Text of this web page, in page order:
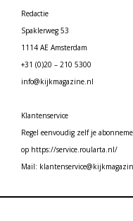
Redactie
Spaklerweg 53
1114 AE Amsterdam
+31 (0)20 – 210 5300
info@kijkmagazine.nl
Klantenservice
Regel eenvoudig zelf je
op https://service.roularta.nl/
Mail: